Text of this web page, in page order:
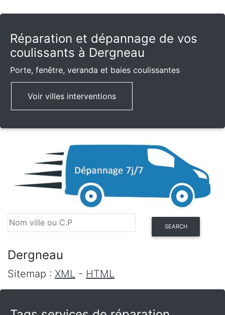
Réparation et dépannage de vos
coulissants à Dergneau
Porte, fenêtre, veranda et baies coulissantes
Voir villes interventions
SEARCH
Dergneau
Sitemap : XML - HTML